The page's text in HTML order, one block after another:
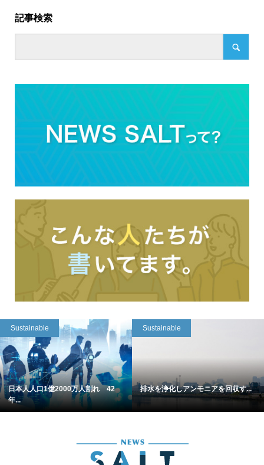
記事検索
Sustainable
日本人人口1億2000万人割れ 42
年...
Sustainable
排水を浄化しアンモニアを回収す...